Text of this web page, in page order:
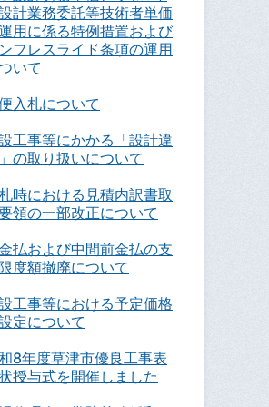
計業務委託等技術者単価
用に係る特例措置および
フレスライド条項の運用
いて
入札について
工事等にかかる「設計違
の取り扱いについて
時における見積内訳書取
領の一部改正について
払および中間前金払の支
度額撤廃について
工事等における予定価格
定について
8年度草津市優良工事表
授与式を開催しました